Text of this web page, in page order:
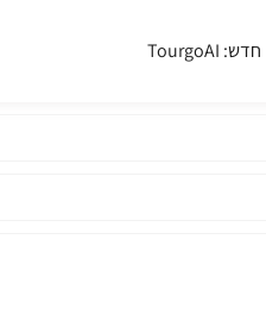
חדש: TourgoAI